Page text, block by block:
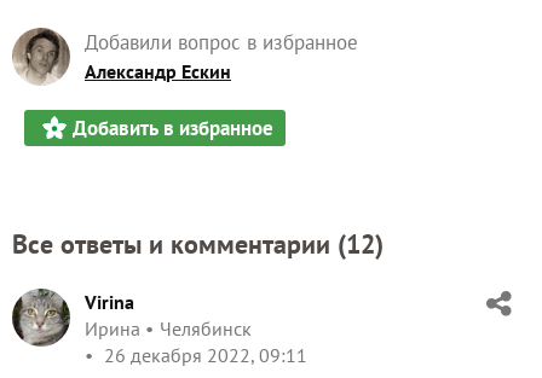
Добавили вопрос в избранное
Александр Ескин
Добавить в избранное
Все ответы и комментарии (12)
Virina
Ирина
Челябинск
26 декабря 2022, 09:11